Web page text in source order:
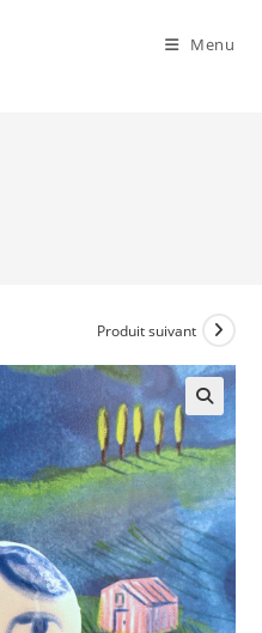
Menu
Produit suivant
🔍